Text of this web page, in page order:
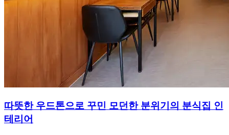
따뜻한 우드톤으로 꾸민 모던한 분위기의 분식집 인
테리어